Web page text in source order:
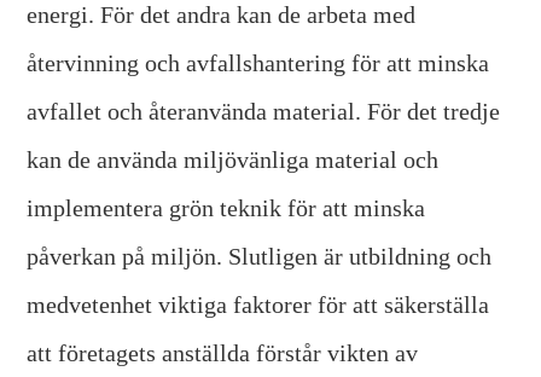
energi. För det andra kan de arbeta med
återvinning och avfallshantering för att minska
avfallet och återanvända material. För det tredje
kan de använda miljövänliga material och
implementera grön teknik för att minska
påverkan på miljön. Slutligen är utbildning och
medvetenhet viktiga faktorer för att säkerställa
att företagets anställda förstår vikten av